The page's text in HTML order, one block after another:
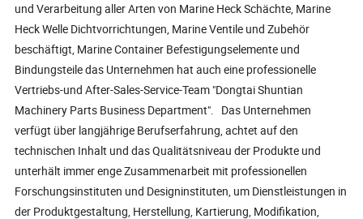
und Verarbeitung aller Arten von Marine Heck Schächte, Marine
Heck Welle Dichtvorrichtungen, Marine Ventile und Zubehör
beschäftigt, Marine Container Befestigungselemente und
Bindungsteile das Unternehmen hat auch eine professionelle
Vertriebs-und After-Sales-Service-Team "Dongtai Shuntian
Machinery Parts Business Department". Das Unternehmen
verfügt über langjährige Berufserfahrung, achtet auf den
technischen Inhalt und das Qualitätsniveau der Produkte und
unterhält immer enge Zusammenarbeit mit professionellen
Forschungsinstituten und Designinstituten, um Dienstleistungen in
der Produktgestaltung, Herstellung, Kartierung, Modifikation,